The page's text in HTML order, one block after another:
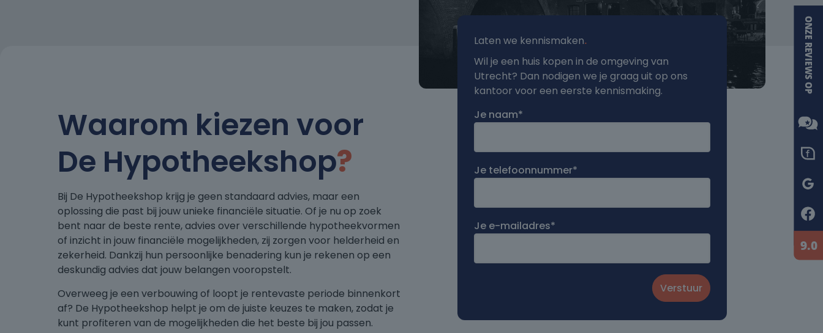
Waarom kiezen voor
De Hypotheekshop?
Bij De Hypotheekshop krijg je geen standaard advies, maar een
oplossing die past bij jouw unieke financiële situatie. Of je nu op zoek
bent naar de beste rente, advies over verschillende hypotheekvormen
of inzicht in jouw financiële mogelijkheden, zij zorgen voor helderheid en
zekerheid. Dankzij hun persoonlijke benadering kun je rekenen op een
deskundig advies dat jouw belangen vooropstelt.
Overweeg je een verbouwing of loopt je rentevaste periode binnenkort
af? De Hypotheekshop helpt je om de juiste keuzes te maken, zodat je
kunt profiteren van de mogelijkheden die het beste bij jou passen.
Laten we kennismaken.
Wil je een huis kopen in de omgeving van
Utrecht? Dan nodigen we je graag uit op ons
kantoor voor een eerste kennismaking.
Je naam*
Je telefoonnummer*
Je e-mailadres*